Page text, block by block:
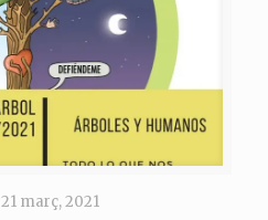
21 març, 2021